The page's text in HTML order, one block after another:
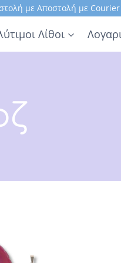
με Αποστολή με
Λίθοι